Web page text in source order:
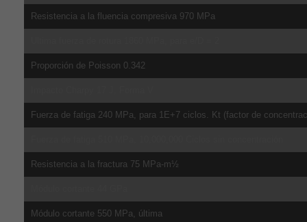
Resistencia a la fluencia compresiva 970 MPa
Proporción de Poisson 0.342
Fuerza de fatiga 240 MPa, para 1E+7 ciclos. Kt (factor de
Resistencia a la fractura 75 MPa-m½
Módulo cortante 550 MPa, última